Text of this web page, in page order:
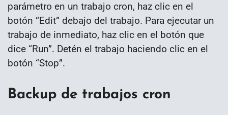
parámetro en un trabajo cron, haz clic en el
botón “Edit” debajo del trabajo. Para ejecutar un
trabajo de inmediato, haz clic en el botón que
dice “Run”. Detén el trabajo haciendo clic en el
botón “Stop”.
Backup de trabajos cron